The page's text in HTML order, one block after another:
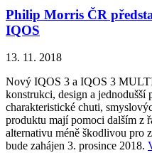
Philip Morris ČR
IQOS
13. 11. 2018
Nový IQOS 3 a IQOS 3
konstrukci, design a jednodušší
charakteristické chuti,
produktu mají pomoci dalším z
alternativu méně škodlivou pro
bude zahájen 3. prosince 2018.